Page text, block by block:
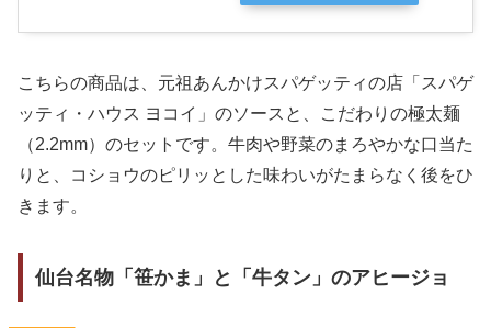
こちらの商品は、元祖あんかけスパゲッティの店「スパゲ
ッティ・ハウス ヨコイ」のソースと、こだわりの極太麺
（2.2mm）のセットです。牛肉や野菜のまろやかな口当た
りと、コショウのピリッとした味わいがたまらなく後をひ
きます。
仙台名物「笹かま」と「牛タン」のアヒージョ